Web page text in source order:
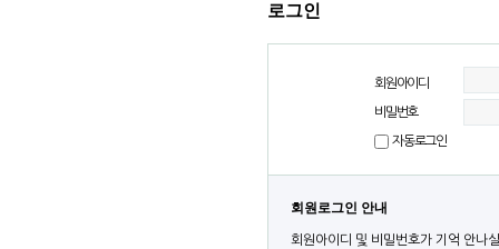
로그인
회원아이디
비밀번호
자동로그인
회원로그인 안내
회원아이디 및 비밀번호가 기억 안나